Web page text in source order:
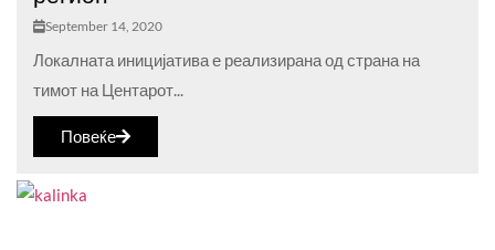
September 14, 2020
Локалната иницијатива е реализирана од страна на
тимот на Центарот...
Повеќе